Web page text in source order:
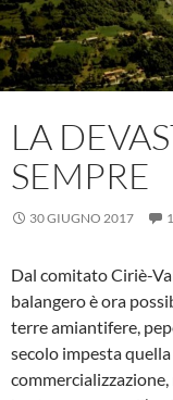
LA
SEMPRE
30 GIUGNO 2017
Dal comitato Ciriè-
balangero è ora
terre amiantifere,
secolo impesta